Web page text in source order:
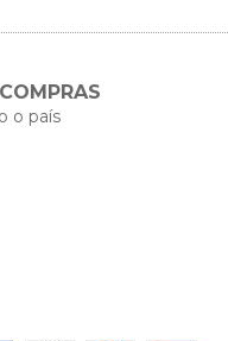
o país